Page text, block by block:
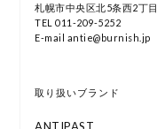
札幌市中央区北5条西2丁
TEL 011-209-5252
E-mail antie@burnish.jp
取り扱いブランド